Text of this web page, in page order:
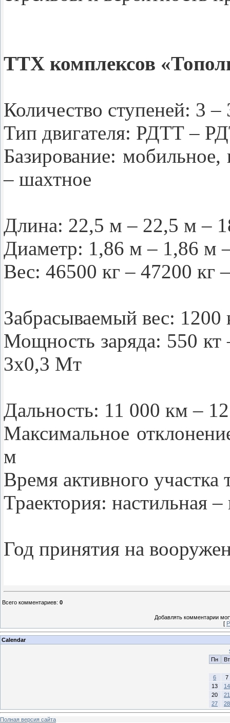
ТТХ комплексов
Количество ступеней: 3
Тип двигателя: РДТТ –
Базирование:
– шахтное
Длина: 22,5 м – 22,5 м –
Диаметр: 1,86 м – 1,86 м
Вес: 46500 кг – 47200 кг
Забрасываемый вес:
Мощность заряда: 550 кт
3х0,3 Мт
Дальность: 11 000 км –
Максимальное
м
Время активного
Траектория: настильная
Год принятия на
Всего комментариев: 0
Добавлять комментарии
[
Calendar
Пн
Вт
6
7
13
14
20
21
27
28
Полная версия сайта